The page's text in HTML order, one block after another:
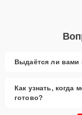
Выдаётся ли вами
Как узнать, когда
готово?